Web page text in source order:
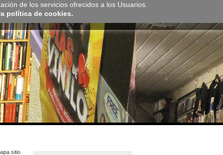
de los servicios ofrecidos a los Usuarios.
política de cookies.
sitio